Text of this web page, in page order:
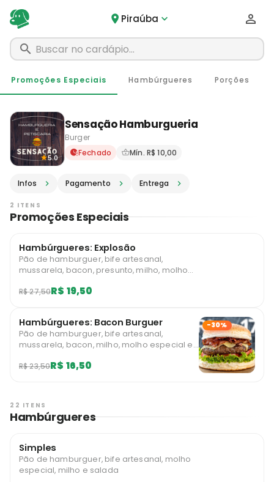
Piraúba
5.0
Sensação Hamburgueria
Burger
Delivery em Piraúba - MG
Fechado Mín. R$ 10,00
Infos Pagamento Entrega
Promoções Especiais Hambúrgueres Porções
2 ITENS
Promoções Especiais
Hambúrgueres: Explosão
Pão de hamburguer, bife artesanal,
mussarela, bacon, presunto, milho, molho
diárias por usuário.
R$ 27,50R$ 19,50
Hambúrgueres: Bacon Burguer
Pão de hamburguer, bife artesanal,
mussarela, bacon, milho, molho especial e
unidades diárias por usuário.
R$ 23,50R$ 16,50
-30%
22 ITENS
Hambúrgueres
Simples
Pão de hamburguer, bife artesanal, molho
especial, milho e salada